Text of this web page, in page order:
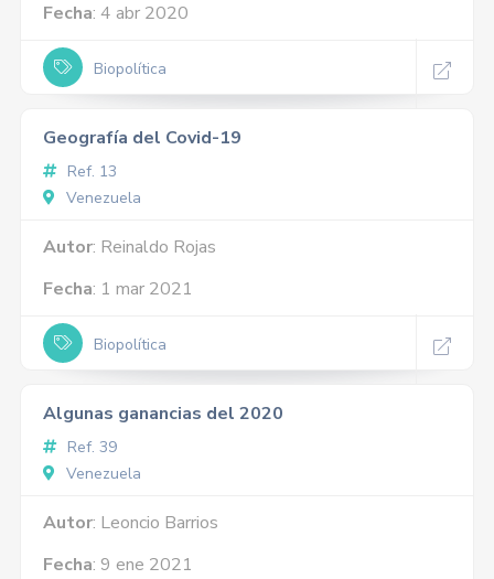
Fecha: 4 abr 2020
Biopolítica
Geografía del Covid-19
Ref. 13
Venezuela
Autor: Reinaldo Rojas
Fecha: 1 mar 2021
Biopolítica
Algunas ganancias del 2020
Ref. 39
Venezuela
Autor: Leoncio Barrios
Fecha: 9 ene 2021